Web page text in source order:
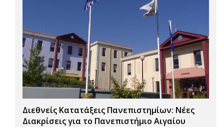
Διεθνείς Κατατάξεις Πανεπιστημίων: Νέες
Διακρίσεις για το Πανεπιστήμιο Αιγαίου